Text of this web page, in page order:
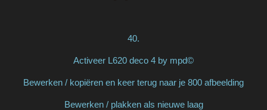
40.
Activeer L620 deco 4 by mpd©
Bewerken / kopiëren en keer terug naar je 800 afbeelding
Bewerken / plakken als nieuwe laag